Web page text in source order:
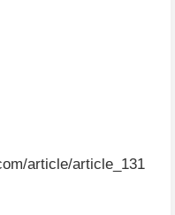
article/article_131